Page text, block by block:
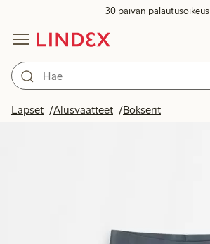
30 päivän palautusoikeus
Lapset Alusvaatteet Bokserit